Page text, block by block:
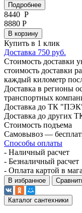
Подробнее
8440 Р
8880 Р
В корзину
Купить в 1 клик
Доставка 750 руб.
Стоимость доставки
стоимость доставки
каждый километр
Доставка в регионы
транспортных
Доставка до ТК
Доставка до других
Стоимость подъема
Самовывоз —
Способы оплаты
- Наличный расчет
- Безналичный расчет
- Оплата картой в
В избранное
Каталог сантехники